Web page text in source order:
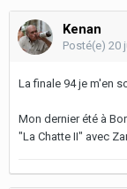
Kenan
Posté(e) 20
La finale 94 je m'en
Mon dernier été à
"La Chatte II" avec